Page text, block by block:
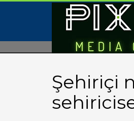
Şehiriçi